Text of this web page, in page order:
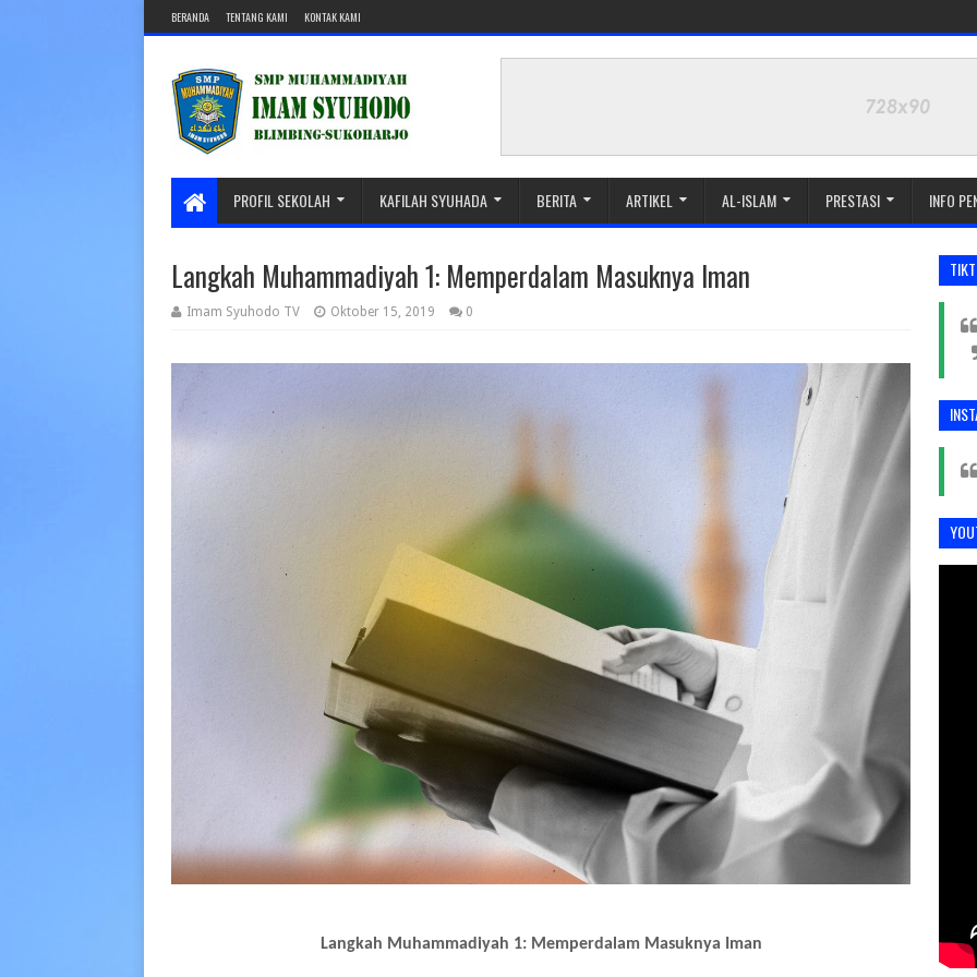
BERANDA TENTANG KAMI KONTAK KAMI
PROFIL SEKOLAH KAFILAH SYUHADA BERITA ARTIKEL AL-ISLAM PRESTASI INFO
Langkah Muhammadiyah 1: Memperdalam Masuknya Iman
Imam Syuhodo TV Oktober 15, 2019 0
Langkah Muhammadiyah 1: Memperdalam Masuknya Iman